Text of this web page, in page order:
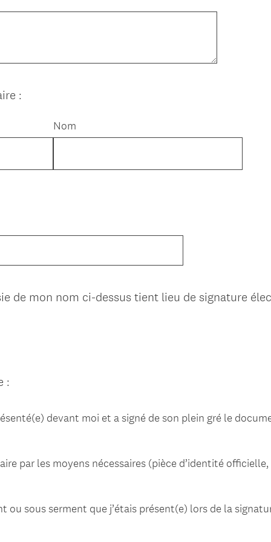
:
Nom
de mon nom ci-dessus tient lieu de signature
:
devant moi et a signé de son plein gré le
par les moyens nécessaires (pièce d’identité
ou sous serment que j’étais présent(e) lors de la